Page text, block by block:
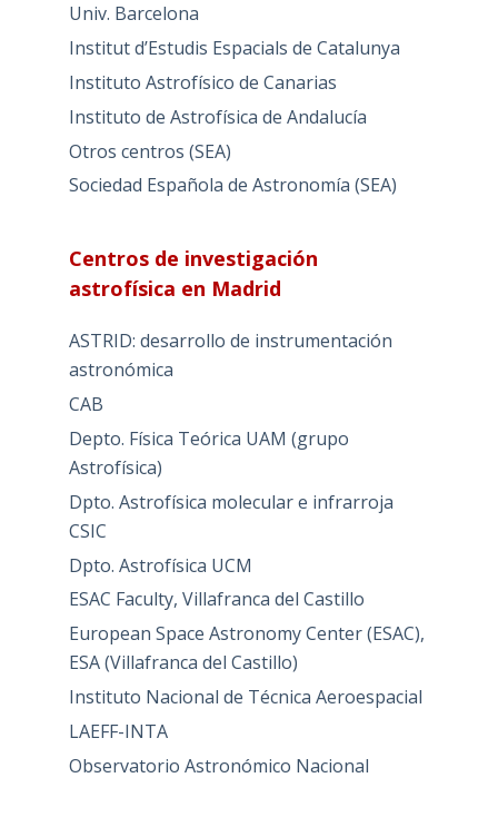
Univ. Barcelona
Institut d’Estudis Espacials de Catalunya
Instituto Astrofísico de Canarias
Instituto de Astrofísica de Andalucía
Otros centros (SEA)
Sociedad Española de Astronomía (SEA)
Centros de investigación
astrofísica en Madrid
ASTRID: desarrollo de instrumentación
astronómica
CAB
Depto. Física Teórica UAM (grupo
Astrofísica)
Dpto. Astrofísica molecular e infrarroja
CSIC
Dpto. Astrofísica UCM
ESAC Faculty, Villafranca del Castillo
European Space Astronomy Center (ESAC),
ESA (Villafranca del Castillo)
Instituto Nacional de Técnica Aeroespacial
LAEFF-INTA
Observatorio Astronómico Nacional